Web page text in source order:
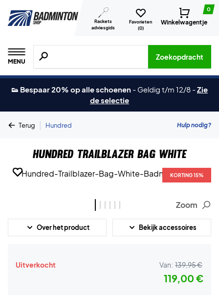
Rackets
adviesgids
Favorieten
(0)
0
Winkelwagentje
MENU
Zoeken naar producten, merken etc.
Zoekopdracht
👟 Bespaar 20% op alle schoenen - Geldig t/m 12/8 -Zie
de selectie
Terug | Hundred Hulp nodig?
Hundred Trailblazer Bag White
KORTING 15%
KORTING 15%
KORTING 15%
KORTING 15%
KORTING 15%
KORTING 15%
Zoom
Over het product Bekijk accessoires
Uitverkocht Van: 139,95 €
119,00 €